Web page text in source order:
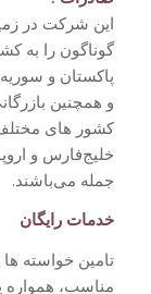
این شرکت در
گوناگون را به
پاکستان و
و همچنین
کشور های
خلیج‌فارس و
جمله می‌باشند.
خدمات رایگان
تامین خواسته
مناسب، همواره